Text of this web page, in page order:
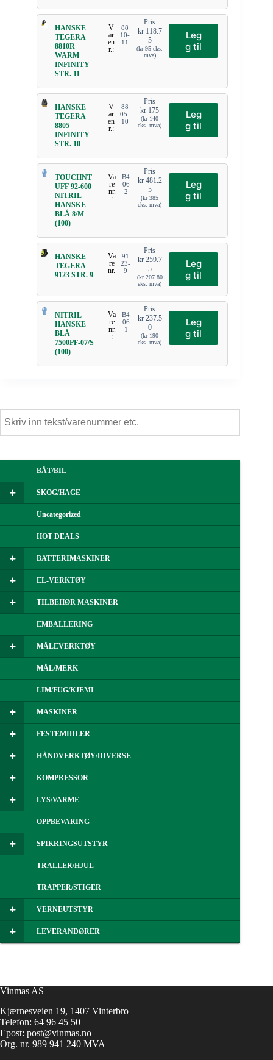
HANSKE
TEGERA
8810R
WARM
INFINITY
STR. 11
V
ar
en
r.:
88
10-
11
Pris
kr118.7
5
(kr95 eks.
mva)
Leg
g til
HANSKE
TEGERA
8805
INFINITY
STR. 10
V
ar
en
r.:
88
05-
10
Pris
kr 175
(kr140
eks. mva)
Leg
g til
TOUCHNT
UFF 92-600
NITRIL
HANSKE
BLÅ 8/M
(100)
Va
re
nr.
:
B4
06
2
Pris
kr481.2
5
(kr385
eks. mva)
Leg
g til
HANSKE
TEGERA
9123 STR. 9
Va
re
nr.
:
91
23-
9
Pris
kr259.7
5
(kr207.80
eks. mva)
Leg
g til
NITRIL
HANSKE
BLÅ
7500PF-07/S
(100)
Va
re
nr.
:
B4
06
1
Pris
kr237.5
0
(kr190
eks. mva)
Leg
g til
BÅT/BIL
SKOG/HAGE
Uncategorized
HOT DEALS
BATTERIMASKINER
EL-VERKTØY
TILBEHØR MASKINER
EMBALLERING
MÅLEVERKTØY
MÅL/MERK
LIM/FUG/KJEMI
MASKINER
FESTEMIDLER
HÅNDVERKTØY/DIVERSE
KOMPRESSOR
LYS/VARME
OPPBEVARING
SPIKRINGSUTSTYR
TRALLER/HJUL
TRAPPER/STIGER
VERNEUTSTYR
LEVERANDØRER
Vinmas AS
Kjærnesveien 19, 1407 Vinterbro
Telefon: 64 96 45 50
Epost: post@vinmas.no
Org. nr. 989 941 240 MVA